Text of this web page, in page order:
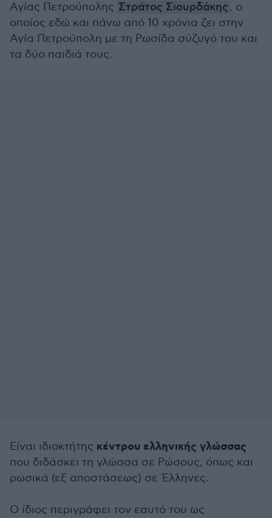
Αγίας Πετρούπολης Στράτος Σιουρδάκης, ο
οποίος εδώ και πάνω από 10 χρόνια ζει στην
Αγία Πετρούπολη με τη Ρωσίδα σύζυγό του και
τα δύο παιδιά τους.
Είναι ιδιοκτήτης κέντρου ελληνικής γλώσσας
που διδάσκει τη γλώσσα σε Ρώσους, όπως και
ρωσικά (εξ αποστάσεως) σε Έλληνες.
Ο ίδιος περιγράφει τον εαυτό του ως